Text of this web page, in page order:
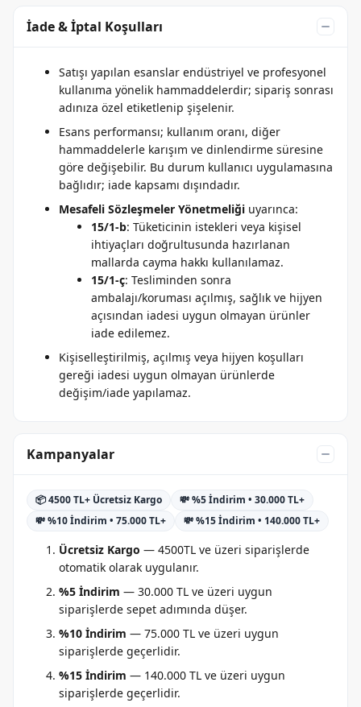
İade & İptal Koşulları
Satışı yapılan esanslar endüstriyel ve profesyonel
kullanıma yönelik hammaddelerdir; sipariş sonrası
adınıza özel etiketlenip şişelenir.
Esans performansı; kullanım oranı, diğer
hammaddelerle karışım ve dinlendirme süresine
göre değişebilir. Bu durum kullanıcı uygulamasına
bağlıdır; iade kapsamı dışındadır.
Mesafeli Sözleşmeler Yönetmeliği uyarınca:
15/1-b: Tüketicinin istekleri veya kişisel
ihtiyaçları doğrultusunda hazırlanan
mallarda cayma hakkı kullanılamaz.
15/1-ç: Tesliminden sonra
ambalajı/koruması açılmış, sağlık ve hijyen
açısından iadesi uygun olmayan ürünler
iade edilemez.
Kişiselleştirilmiş, açılmış veya hijyen koşulları
gereği iadesi uygun olmayan ürünlerde
değişim/iade yapılamaz.
Kampanyalar
📦 4500 TL+ Ücretsiz Kargo
💸 %5 İndirim • 30.000 TL+
💸 %10 İndirim • 75.000 TL+
💸 %15 İndirim • 140.000 TL+
Ücretsiz Kargo — 4500TL ve üzeri siparişlerde
otomatik olarak uygulanır.
%5 İndirim — 30.000 TL ve üzeri uygun
siparişlerde sepet adımında düşer.
%10 İndirim — 75.000 TL ve üzeri uygun
siparişlerde geçerlidir.
%15 İndirim — 140.000 TL ve üzeri uygun
siparişlerde geçerlidir.